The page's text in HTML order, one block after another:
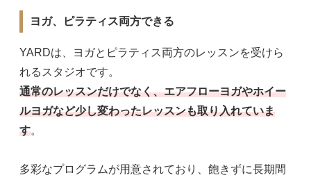
ヨガ、ピラティス両方できる
YARDは、ヨガとピラティス両方のレッスンを受けら
れるスタジオです。
通常のレッスンだけでなく、エアフローヨガやホイー
ルヨガなど少し変わったレッスンも取り入れていま
す。
多彩なプログラムが用意されており、飽きずに長期間